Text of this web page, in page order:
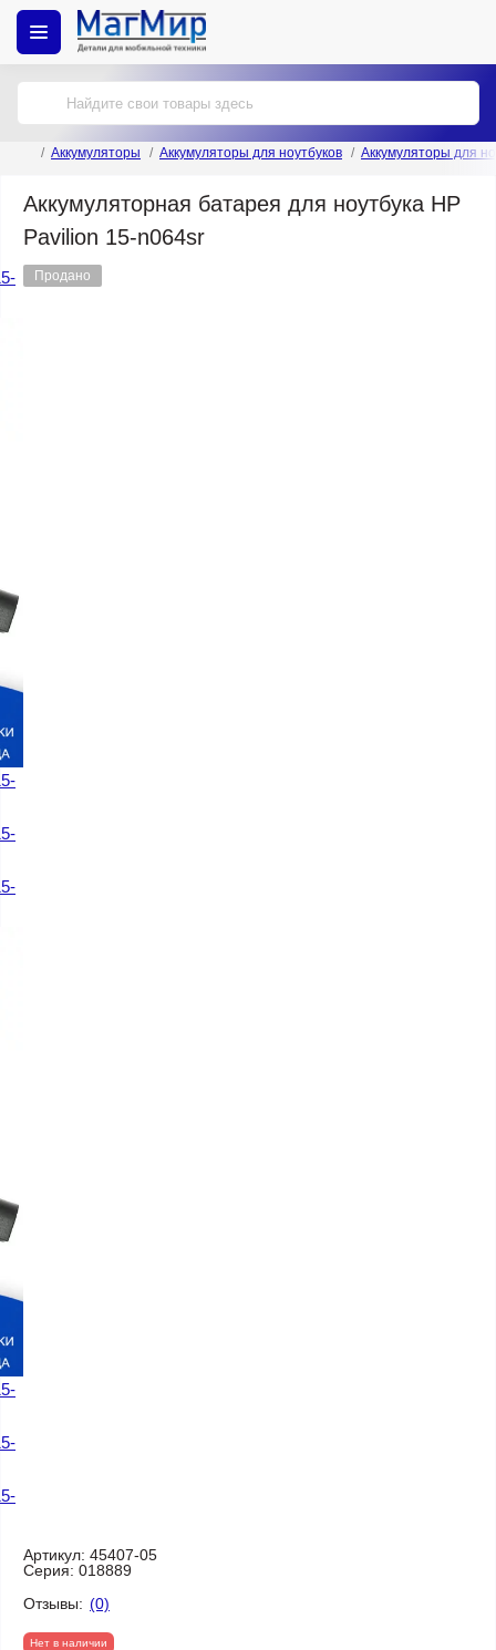
Аккумуляторы Аккумуляторы для ноутбуков Аккумуляторы для
Аккумуляторная батарея для ноутбука HP
Pavilion 15-n064sr
Продано
Артикул: 45407-05
Серия: 018889
Отзывы: (0)
Нет в наличии